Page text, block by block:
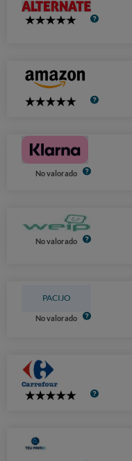
5
5
No valorado
No valorado
PACIJO
No valorado
5